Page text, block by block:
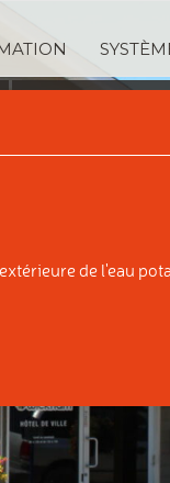
de l'eau